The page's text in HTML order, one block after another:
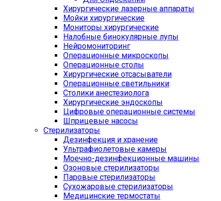
Хирургические лазерные аппараты
Мойки хирургические
Мониторы хирургические
Налобные бинокулярные лупы
Нейромониторинг
Операционные микроскопы
Операционные столы
Хирургические отсасыватели
Операционные светильники
Столики анестезиолога
Хирургические эндоскопы
Цифровые операционные системы
Шприцевые насосы
Стерилизаторы
Дезинфекция и хранение
Ультрафиолетовые камеры
Моечно-дезинфекционные машины
Озоновые стерилизаторы
Паровые стерилизаторы
Сухожаровые стерилизаторы
Медицинские термостаты